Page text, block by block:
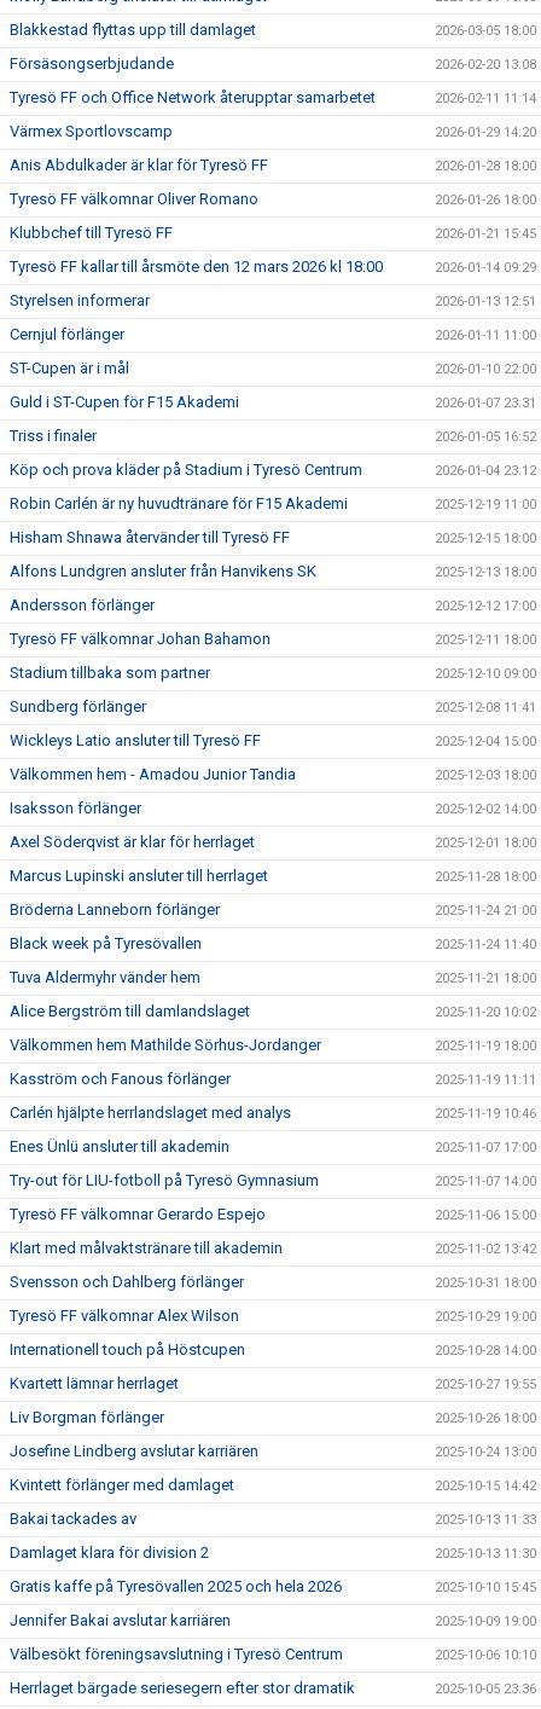
Blakkestad flyttas upp till damlaget 2026-03-05 18:00
Försäsongserbjudande 2026-02-20 13:08
Tyresö FF och Office Network återupptar samarbetet 2026-02-11 11:14
Värmex Sportlovscamp 2026-01-29 14:20
Anis Abdulkader är klar för Tyresö FF 2026-01-28 18:00
Tyresö FF välkomnar Oliver Romano 2026-01-26 18:00
Klubbchef till Tyresö FF 2026-01-21 15:45
Tyresö FF kallar till årsmöte den 12 mars 2026 kl 18:00 2026-01-14 09:29
Styrelsen informerar 2026-01-13 12:51
Cernjul förlänger 2026-01-11 11:00
ST-Cupen är i mål 2026-01-10 22:00
Guld i ST-Cupen för F15 Akademi 2026-01-07 23:31
Triss i finaler 2026-01-05 16:52
Köp och prova kläder på Stadium i Tyresö Centrum 2026-01-04 23:12
Robin Carlén är ny huvudtränare för F15 Akademi 2025-12-19 11:00
Hisham Shnawa återvänder till Tyresö FF 2025-12-15 18:00
Alfons Lundgren ansluter från Hanvikens SK 2025-12-13 18:00
Andersson förlänger 2025-12-12 17:00
Tyresö FF välkomnar Johan Bahamon 2025-12-11 18:00
Stadium tillbaka som partner 2025-12-10 09:00
Sundberg förlänger 2025-12-08 11:41
Wickleys Latio ansluter till Tyresö FF 2025-12-04 15:00
Välkommen hem - Amadou Junior Tandia 2025-12-03 18:00
Isaksson förlänger 2025-12-02 14:00
Axel Söderqvist är klar för herrlaget 2025-12-01 18:00
Marcus Lupinski ansluter till herrlaget 2025-11-28 18:00
Bröderna Lanneborn förlänger 2025-11-24 21:00
Black week på Tyresövallen 2025-11-24 11:40
Tuva Aldermyhr vänder hem 2025-11-21 18:00
Alice Bergström till damlandslaget 2025-11-20 10:02
Välkommen hem Mathilde Sörhus-Jordanger 2025-11-19 18:00
Kasström och Fanous förlänger 2025-11-19 11:11
Carlén hjälpte herrlandslaget med analys 2025-11-19 10:46
Enes Ünlü ansluter till akademin 2025-11-07 17:00
Try-out för LIU-fotboll på Tyresö Gymnasium 2025-11-07 14:00
Tyresö FF välkomnar Gerardo Espejo 2025-11-06 15:00
Klart med målvaktstränare till akademin 2025-11-02 13:42
Svensson och Dahlberg förlänger 2025-10-31 18:00
Tyresö FF välkomnar Alex Wilson 2025-10-29 19:00
Internationell touch på Höstcupen 2025-10-28 14:00
Kvartett lämnar herrlaget 2025-10-27 19:55
Liv Borgman förlänger 2025-10-26 18:00
Josefine Lindberg avslutar karriären 2025-10-24 13:00
Kvintett förlänger med damlaget 2025-10-15 14:42
Bakai tackades av 2025-10-13 11:33
Damlaget klara för division 2 2025-10-13 11:30
Gratis kaffe på Tyresövallen 2025 och hela 2026 2025-10-10 15:45
Jennifer Bakai avslutar karriären 2025-10-09 19:00
Välbesökt föreningsavslutning i Tyresö Centrum 2025-10-06 10:10
Herrlaget bärgade seriesegern efter stor dramatik 2025-10-05 23:36